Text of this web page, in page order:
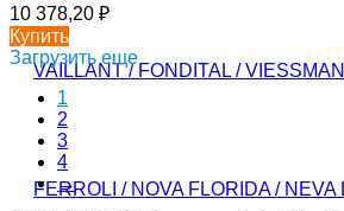
10 378,20 ₽
Купить
Загрузить еще
1
2
3
4
→